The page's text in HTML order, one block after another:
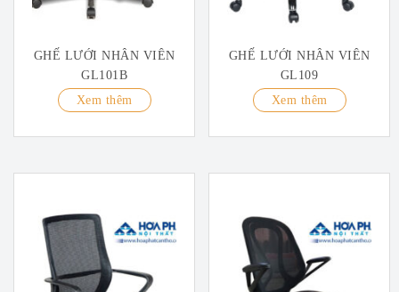
GHẾ LƯỚI NHÂN VIÊN
GL101B
Xem thêm
GHẾ LƯỚI NHÂN VIÊN
GL109
Xem thêm